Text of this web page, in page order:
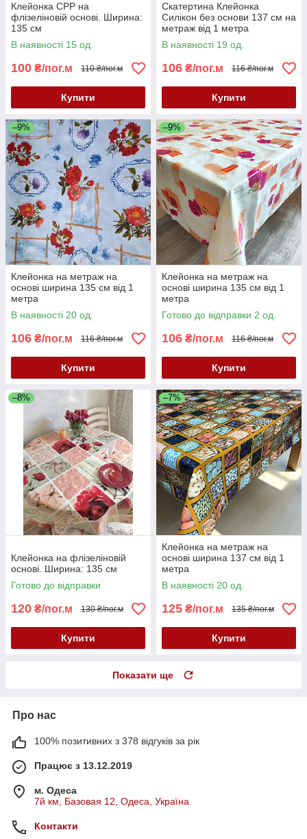
Клейонка CPP на
флізеліновій основі. Ширина:
135 см
В наявності 15 од.
100 ₴/пог.м 110 ₴/пог.м
Купити
Скатертина Клейонка
Силікон без основи 137 см на
метраж від 1 метра
В наявності 19 од.
106 ₴/пог.м 116 ₴/пог.м
Купити
–9%
Клейонка на метраж на
основі ширина 135 см від 1
метра
В наявності 20 од.
106 ₴/пог.м 116 ₴/пог.м
Купити
–9%
Клейонка на метраж на
основі ширина 135 см від 1
метра
Готово до відправки 2 од.
106 ₴/пог.м 116 ₴/пог.м
Купити
–8%
Клейонка на флізеліновій
основі. Ширина: 135 см
Готово до відправки
120 ₴/пог.м 130 ₴/пог.м
Купити
–7%
Клейонка на метраж на
основі ширина 137 см від 1
метра
В наявності 20 од.
125 ₴/пог.м 135 ₴/пог.м
Купити
Показати ще
Про нас
100% позитивних з 378 відгуків за рік
Працює з 13.12.2019
м. Одеса
7й км, Базовая 12, Одеса, Україна
Контакти